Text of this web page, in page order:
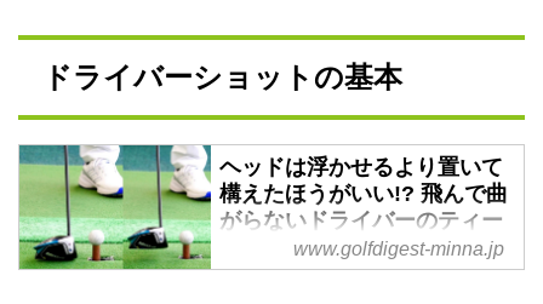
ルフの教科書（基本）」。今回は
ッスンプロの教科書から学ぶゴル
フの基本53】
ドライバーショットの基本
ヘッドは浮かせるより置いて
構えたほうがいい!? 飛んで曲
がらないドライバーのティー
アップの基本を解説 - みんな
のゴルフダイジェスト
www.golfdigest-minna.jp